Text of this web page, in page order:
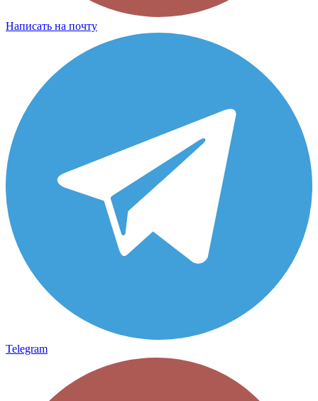
Написать на почту
Telegram